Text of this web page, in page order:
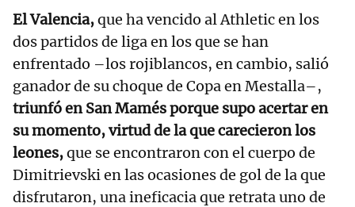
El Valencia,que ha vencido al Athletic en los
dos partidos de liga en los que se han
enfrentado –los rojiblancos, en cambio, salió
ganador de su choque de Copa en Mestalla–,
triunfó en San Mamés porque supo acertar en
su momento, virtud de la que carecieron los
leones,que se encontraron con el cuerpo de
Dimitrievski en las ocasiones de gol de la que
disfrutaron, una ineficacia que retrata uno de